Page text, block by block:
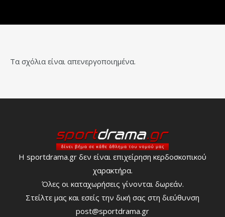
Τα σχόλια είναι απενεργοποιημένα.
Η sportdrama.gr δεν είναι επιχείρηση κερδοσκοπικού
χαρακτήρα.
Όλες οι καταχωρήσεις γίνονται δωρεάν.
Στείλτε μας και εσείς την δική σας στη διεύθυνση
post@sportdrama.gr